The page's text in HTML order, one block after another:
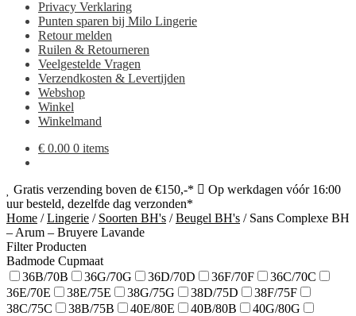
Privacy Verklaring
Punten sparen bij Milo Lingerie
Retour melden
Ruilen & Retourneren
Veelgestelde Vragen
Verzendkosten & Levertijden
Webshop
Winkel
Winkelmand
€ 0.00 0 items
Gratis verzending boven de €150,-*
Op werkdagen vóór 16:00
uur besteld, dezelfde dag verzonden*
Home /Lingerie / Soorten BH's /Beugel BH's / Sans Complexe BH
– Arum – Bruyere Lavande
Filter Producten
Badmode Cupmaat
36B/70B
36G/70G 36D/70D 36F/70F
36C/70C
36E/70E
38E/75E 38G/75G 38D/75D
38F/75F
38C/75C
38B/75B 40E/80E 40B/80B
40G/80G